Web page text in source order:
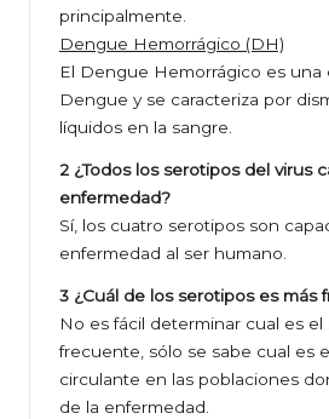
principalmente.
Dengue Hemorrágico (DH)
El Dengue Hemorrágico es una
Dengue y se caracteriza por
líquidos en la sangre.
2 ¿Todos los serotipos del virus
enfermedad?
Sí, los cuatro serotipos son
enfermedad al ser humano.
3 ¿Cuál de los serotipos es más
No es fácil determinar cual es
frecuente, sólo se sabe cual es
circulante en las poblaciones
de la enfermedad.